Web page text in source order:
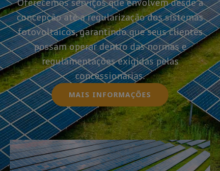
concepção até a regularização dos sistemas
fotovoltaicos, garantindo que seus clientes
possam operar dentro das normas e
regulamentações exigidas pelas
concessionárias.
MAIS INFORMAÇÕES